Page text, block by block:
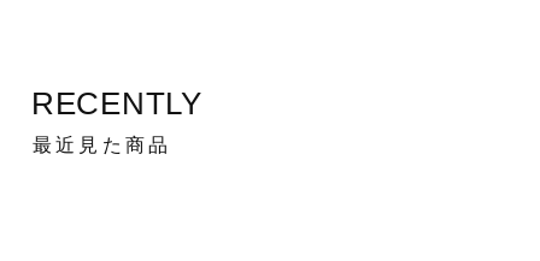
RECENTLY
最近見た商品